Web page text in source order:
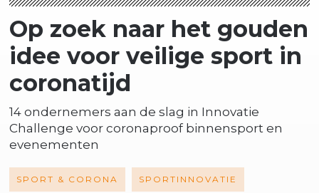
Op zoek naar het gouden
idee voor veilige sport in
coronatijd
14 ondernemers aan de slag in Innovatie
Challenge voor coronaproof binnensport en
evenementen
SPORT & CORONA SPORTINNOVATIE